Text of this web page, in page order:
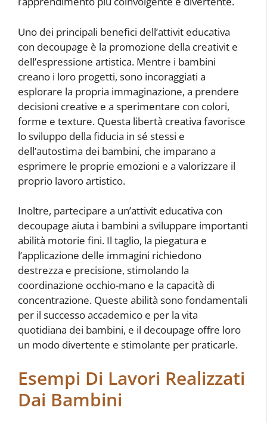
Uno dei principali benefici dell’attivit educativa
con decoupage è la promozione della creativit e
dell’espressione artistica. Mentre i bambini
creano i loro progetti, sono incoraggiati a
esplorare la propria immaginazione, a prendere
decisioni creative e a sperimentare con colori,
forme e texture. Questa libertà creativa favorisce
lo sviluppo della fiducia in sé stessi e
dell’autostima dei bambini, che imparano a
esprimere le proprie emozioni e a valorizzare il
proprio lavoro artistico.
Inoltre, partecipare a un’attivit educativa con
decoupage aiuta i bambini a sviluppare importanti
abilità motorie fini. Il taglio, la piegatura e
l’applicazione delle immagini richiedono
destrezza e precisione, stimolando la
coordinazione occhio-mano e la capacità di
concentrazione. Queste abilità sono fondamentali
per il successo accademico e per la vita
quotidiana dei bambini, e il decoupage offre loro
un modo divertente e stimolante per praticarle.
Esempi Di Lavori Realizzati
Dai Bambini